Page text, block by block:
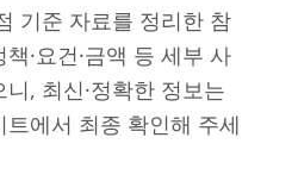
기준 자료를 정리한 참
·요건·금액 등 세부 사
, 최신·정확한 정보는
에서 최종 확인해 주세